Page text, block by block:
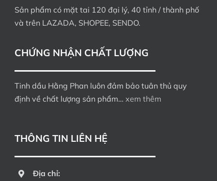
THÔNG TIN LIÊN HỆ
Địa chỉ:
Sản phẩm có mặt tai 120 đại lý, 40 tỉnh / thành phố
và trên LAZADA, SHOPEE, SENDO.
CHỨNG NHẬN CHẤT LƯỢNG
Tinh dầu Hằng Phan luôn đảm bảo tuân thủ quy
định về chất lượng sản phẩm… xem thêm